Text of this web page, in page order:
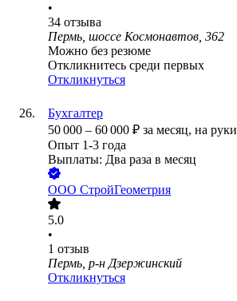
•
34 отзыва
Пермь, шоссе Космонавтов, 362
Можно без резюме
Откликнитесь среди первых
Откликнуться
Бухгалтер
50 000 – 60 000 ₽ за месяц, на руки
Опыт 1-3 года
Выплаты: Два раза в месяц
ООО СтройГеометрия
5.0
•
1 отзыв
Пермь, р-н Дзержинский
Откликнуться